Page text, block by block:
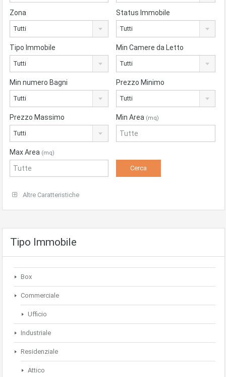
Zona
Tutti
Status Immobile
Tutti
Tipo Immobile
Tutti
Min Camere da Letto
Tutti
Min numero Bagni
Tutti
Prezzo Minimo
Tutti
Prezzo Massimo
Tutti
Min Area (mq)
Max Area (mq)
Altre Caratteristiche
Tipo Immobile
Box
Commerciale
Ufficio
Industriale
Residenziale
Attico